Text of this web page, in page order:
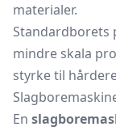
materialer.
Standardborets
mindre skala
styrke til
En